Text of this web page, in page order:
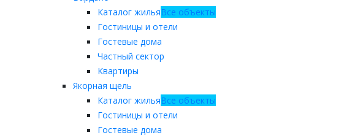
Каталог жильяВсе объекты
Гостиницы и отели
Гостевые дома
Частный сектор
Квартиры
Якорная щель
Каталог жильяВсе объекты
Гостиницы и отели
Гостевые дома